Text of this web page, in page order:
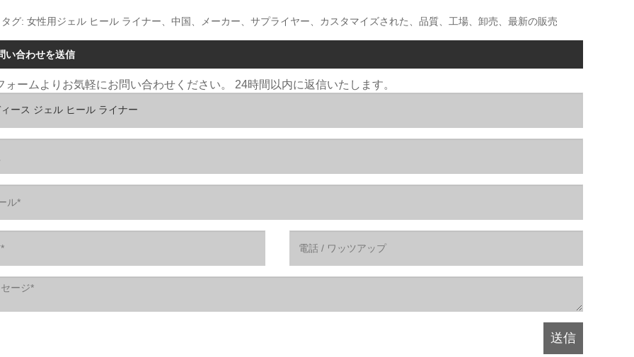
グ: 女性用ジェル ヒール ライナー、中国、メーカー、サプライヤー、カスタマイズされた、品質、工場、卸売、最新の販売
い合わせを送信
ォームよりお気軽にお問い合わせください。 24時間以内に返信いたします。